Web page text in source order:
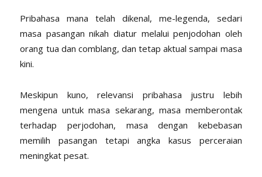
Pribahasa mana telah dikenal, me-legenda, sedari
masa pasangan nikah diatur melalui penjodohan oleh
orang tua dan comblang, dan tetap aktual sampai masa
kini.
Meskipun kuno, relevansi pribahasa justru lebih
mengena untuk masa sekarang, masa memberontak
terhadap perjodohan, masa dengan kebebasan
memilih pasangan tetapi angka kasus perceraian
meningkat pesat.